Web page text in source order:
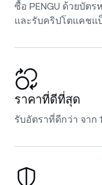
ซื้อ PENGU ด้วยบัต
และรับคริปโตแคชแ
ราคาที่ดีที่สุด
รับอัตราที่ดีกว่า จาก